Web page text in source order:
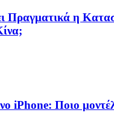
Πραγματικά η
iPhone: Ποιο